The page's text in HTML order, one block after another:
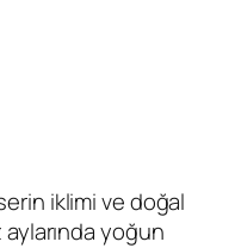
iklimi ve doğal
yoğun